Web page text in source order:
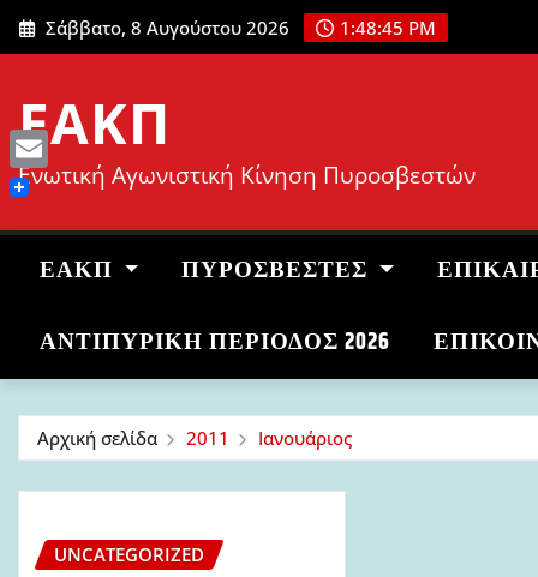
Μετάβαση
στο
Σάββατο, 8 Αυγούστου 2026 1:48:46 PM
ΕΑΚΠ
Ενωτική Αγωνιστική Κίνηση Πυροσβεστών
ΕΑΚΠ ΠΥΡΟΣΒΈΣΤΕΣ
ΑΝΤΙΠΥΡΙΚΉ ΠΕΡΊΟΔΟΣ 2026
Αρχική σελίδα 2011 Ιανουάριος
UNCATEGORIZED
Email